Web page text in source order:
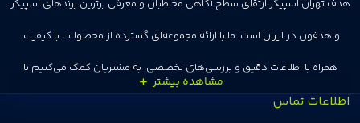
هدف تهران اسپیکر ارتقای سطح آگاهی مخاطبان و معرفی برترین برندهای اسپیکر
و هدفون در ایران است. ما با ارائه مجموعه‌ای گسترده از محصولات با کیفیت،
همراه با اطلاعات دقیق و بررسی‌های تخصصی، به مشتریان کمک می‌کنیم تا
انتخاب‌های درست و هوشمندانه‌ای داشته باشند. تهران اسپیکر با تجربه‌ای بیش از
اطلاعات تماس